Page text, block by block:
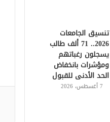
تنسيق الجامعات
2026.. 71 ألف طالب
يسجلون رغباتهم
ومؤشرات بانخفاض
الحد الأدنى للقبول
7 أغسطس، 2026